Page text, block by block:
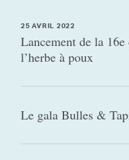
25 AVRIL 2022
Lancement de la 16e
l’herbe à poux
Le gala Bulles &